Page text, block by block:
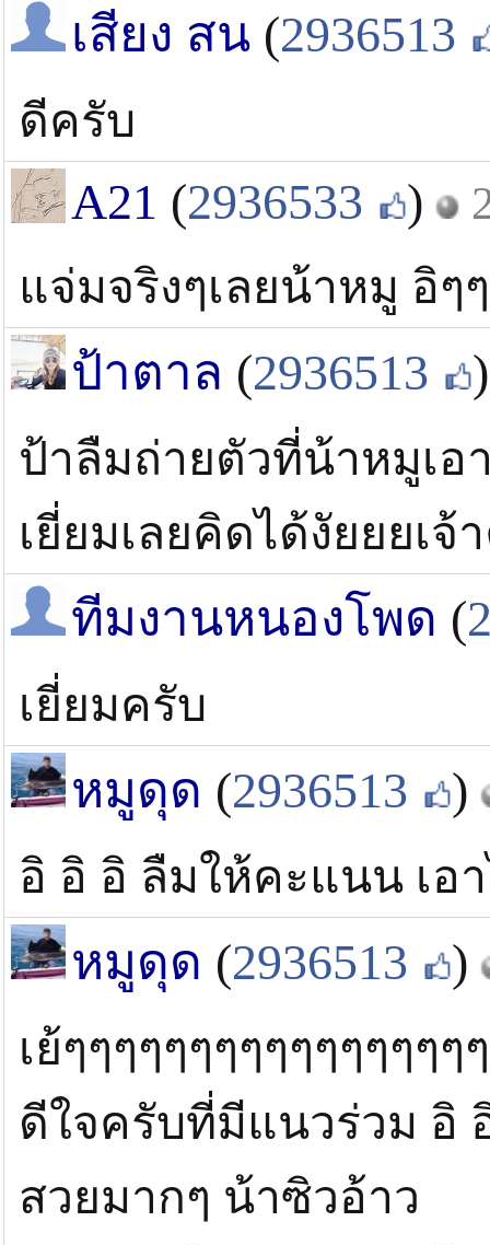
เสียง สน (2936513
ดีครับ
A21 (2936533 )
แจ่มจริงๆเลยน้าหมู อิๆ
ป้าตาล (2936513 )
ป้าลืมถ่ายตัวที่น้าหมูเอ
เยี่ยมเลยคิดได้งัยยยเจ้
ทีมงานหนองโพด (
เยี่ยมครับ
หมูดุด (2936513 )
อิ อิ อิ ลืมให้คะแนน เอา
หมูดุด (2936513 )
เย้ๆๆๆๆๆๆๆๆๆๆๆๆๆๆๆๆ
ดีใจครับที่มีแนวร่วม อิ
สวยมากๆ น้าซิวอ้าว